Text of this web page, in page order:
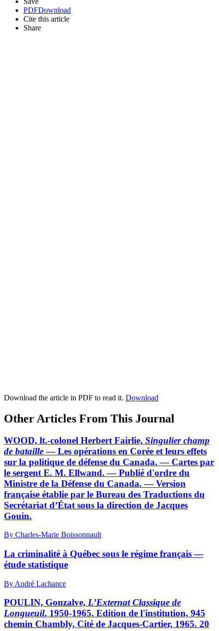
PDFDownload
Cite this article
Share
Download the article in PDF to read it. Download
Other Articles From This Journal
WOOD, lt.-colonel Herbert Fairlie, Singulier champ
de bataille— Les opérations en Corée et leurs effets
sur la politique de défense du Canada. — Cartes par
le sergent E. M. Ellwand. — Publié d'ordre du
Ministre de la Défense du Canada. — Version
française établie par le Bureau des Traductions du
Secrétariat d’État sous la direction de Jacques
Gouin.
By Charles-Marie Boissonnault
La criminalité à Québec sous le régime français —
étude statistique
By André Lachance
POULIN, Gonzalve, L’Externat Classique de
Longueuil, 1950-1965. Edition de l'institution, 945
chemin Chambly, Cité de Jacques-Cartier, 1965. 20